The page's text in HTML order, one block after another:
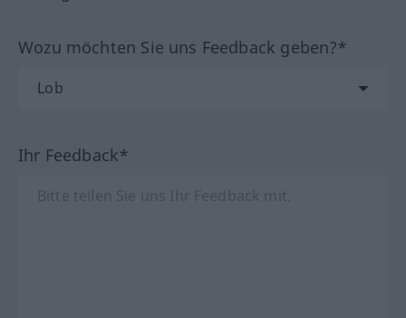
Wozu möchten Sie uns Feedback geben?*
Ihr Feedback*